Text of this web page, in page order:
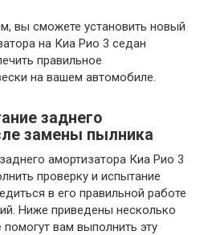
вы сможете установить новый
на Киа Рио 3 седан
правильное
на вашем автомобиле.
заднего
замены пылника
амортизатора Киа Рио 3
проверку и испытание
в его правильной работе
Ниже приведены несколько
вам выполнить эту